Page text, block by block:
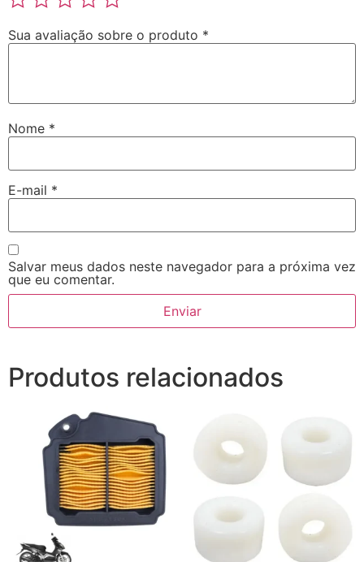
Sua avaliação sobre o produto *
Nome *
E-mail *
Salvar meus dados neste navegador para a próxima vez
que eu comentar.
Produtos relacionados